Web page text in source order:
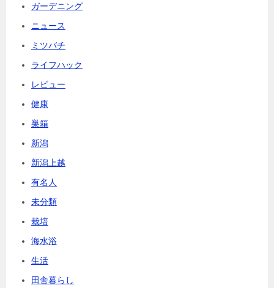
ガーデニング
ニュース
ミツバチ
ライフハック
レビュー
健康
巣箱
新潟
新潟上越
有名人
未分類
栽培
海水浴
生活
田舎暮らし